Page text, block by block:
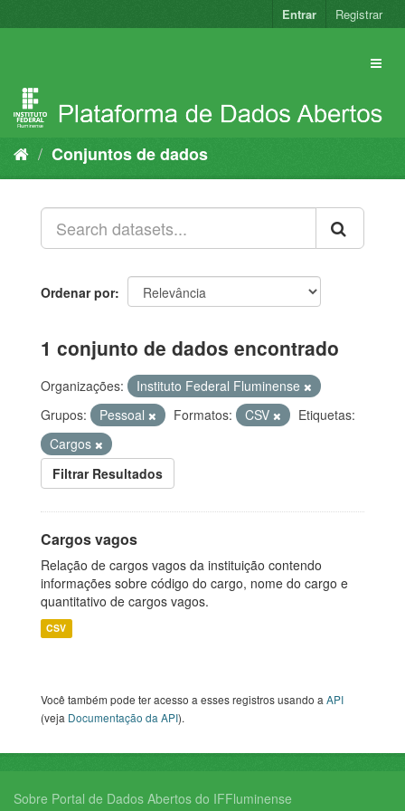
para
Entrar Registrar
Conjuntos de dados
Ordenar por
1 conjunto de dados encontrado
Organizações:
Instituto Federal Fluminense
Grupos:
Pessoal Formatos: CSV
Etiquetas:
Cargos
Filtrar Resultados
Cargos vagos
Relação de cargos vagos da instituição contendo
informações sobre código do cargo, nome do cargo e
quantitativo de cargos vagos.
CSV
Você também pode ter acesso a esses registros usando aAPI
(veja Documentação da API).
Sobre Portal de Dados Abertos do IFFluminense